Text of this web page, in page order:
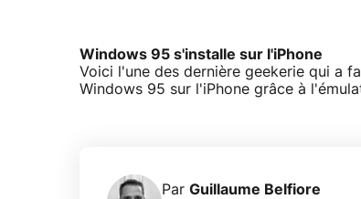
Windows 95 s'installe sur l'iPhone
Voici l'une des dernière geekerie qui a
Windows 95 sur l'iPhone grâce à
Par Guillaume Belfiore